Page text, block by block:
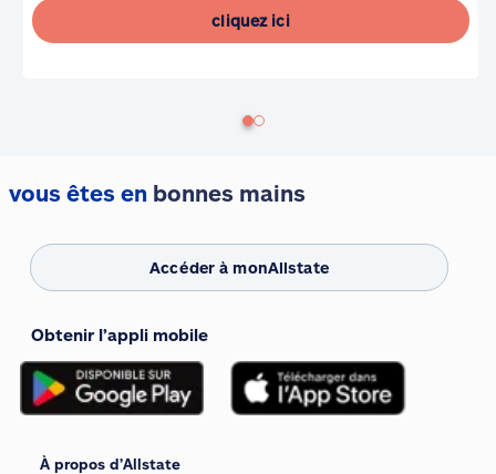
cliquez ici
vous êtes en bonnes mains
Accéder à monAllstate
Obtenir l’appli mobile
À propos d’Allstate